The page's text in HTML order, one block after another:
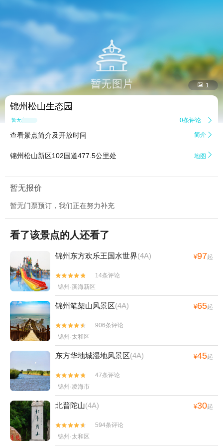
 1
锦州松山生态园
暂无点评 0条评论 
查看景点简介及开放时间 简介 
锦州松山新区102国道477.5公里处 地图 
暂无报价
暂无门票预订，我们正在努力补充
看了该景点的人还看了
锦州东方欢乐王国水世界(4A) ¥97起


14条评论
锦州·滨海新区
锦州笔架山风景区(4A) ¥65起


906条评论
锦州·太和区
东方华地城湿地风景区(4A) ¥45起


47条评论
锦州·凌海市
北普陀山(4A) ¥30起


594条评论
锦州·太和区